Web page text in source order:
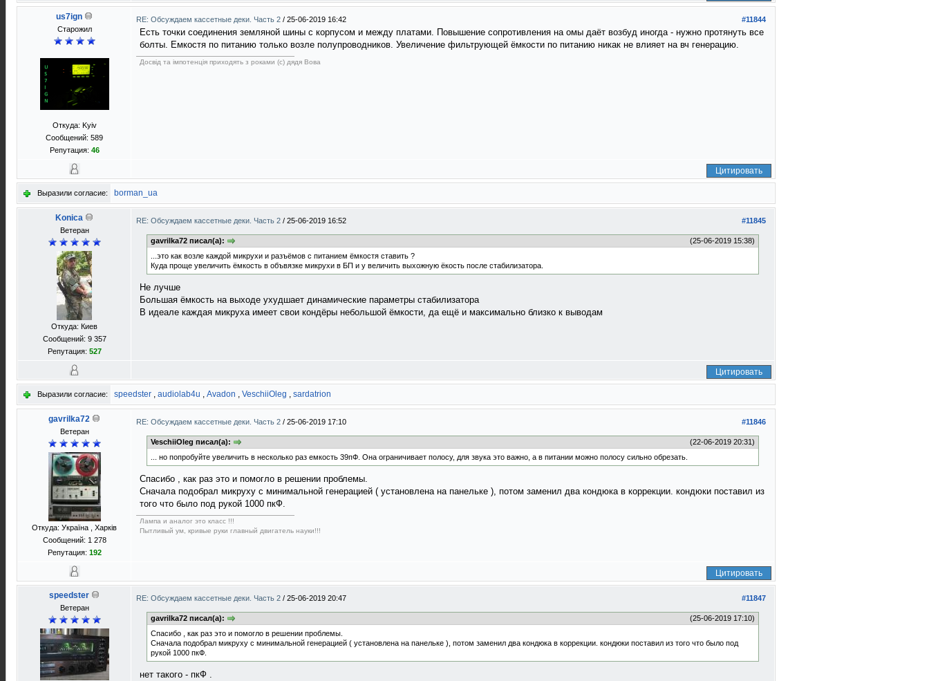
us7ign
Старожил
Откуда: Kyiv
Сообщений: 589
Репутация: 46
#11844
RE: Обсуждаем кассетные деки. Часть 2 / 25-06-2019 16:42
Есть точки соединения земляной шины с корпусом и между платами. Повышение сопротивления на омы даёт возбуд иногда - нужно протянуть все
болты. Емкостя по питанию только возле полупроводников. Увеличение фильтрующей ёмкости по питанию никак не влияет на вч генерацию.
Досвід та імпотенція приходять з роками (с) дядя Вова
Цитировать
Выразили согласие: borman_ua
Konica
Ветеран
Откуда: Киев
Сообщений: 9 357
Репутация: 527
#11845
RE: Обсуждаем кассетные деки. Часть 2 / 25-06-2019 16:52
(25-06-2019 15:38)
gavrilka72 писал(а):
...это как возле каждой микрухи и разъёмов с питанием ёмкостя ставить ?
Куда проще увеличить ёмкость в объвязке микрухи в БП и у величить выхожную ёкость после стабилизатора.
Не лучше
Большая ёмкость на выходе ухудшает динамические параметры стабилизатора
В идеале каждая микруха имеет свои кондёры небольшой ёмкости, да ещё и максимально близко к выводам
Цитировать
Выразили согласие: speedster , audiolab4u , Avadon , VeschiiOleg , sardatrion
gavrilka72
Ветеран
Откуда: Україна , Харків
Сообщений: 1 278
Репутация: 192
#11846
RE: Обсуждаем кассетные деки. Часть 2 / 25-06-2019 17:10
(22-06-2019 20:31)
VeschiiOleg писал(а):
... но попробуйте увеличить в несколько раз емкость 39пФ. Она ограничивает полосу, для звука это важно, а в питании можно полосу сильно обрезать.
Спасибо , как раз это и помогло в решении проблемы.
Сначала подобрал микруху с минимальной генерацией ( установлена на панельке ), потом заменил два кондюка в коррекции. кондюки поставил из
того что было под рукой 1000 пкФ.
Лампа и аналог это класс !!!
Пытливый ум, кривые руки главный двигатель науки!!!
Цитировать
speedster
Ветеран
#11847
RE: Обсуждаем кассетные деки. Часть 2 / 25-06-2019 20:47
(25-06-2019 17:10)
gavrilka72 писал(а):
Спасибо , как раз это и помогло в решении проблемы.
Сначала подобрал микруху с минимальной генерацией ( установлена на панельке ), потом заменил два кондюка в коррекции. кондюки поставил из того что было под
рукой 1000 пкФ.
нет такого - пкФ .